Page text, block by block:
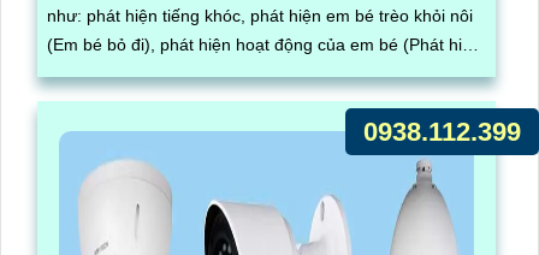
như: phát hiện tiếng khóc, phát hiện em bé trèo khỏi nôi
(Em bé bỏ đi), phát hiện hoạt động của em bé (Phát hiện
người thông minh).
0938.112.399